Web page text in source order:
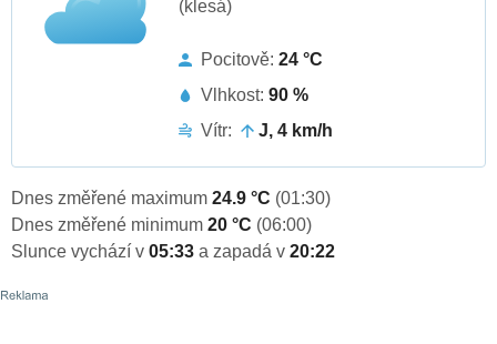
(klesá)
Pocitově: 24 °C
Vlhkost: 90 %
Vítr:
J, 4 km/h
Dnes změřené maximum 24.9 °C (01:30)
Dnes změřené minimum 20 °C (06:00)
Slunce vychází v 05:33 a zapadá v 20:22